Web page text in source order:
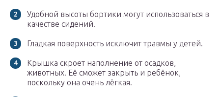
Удобной высоты бортики могут использоваться в
качестве сидений.
Гладкая поверхность исключит травмы у детей.
Крышка скроет наполнение от осадков,
животных. Её сможет закрыть и ребёнок,
поскольку она очень лёгкая.